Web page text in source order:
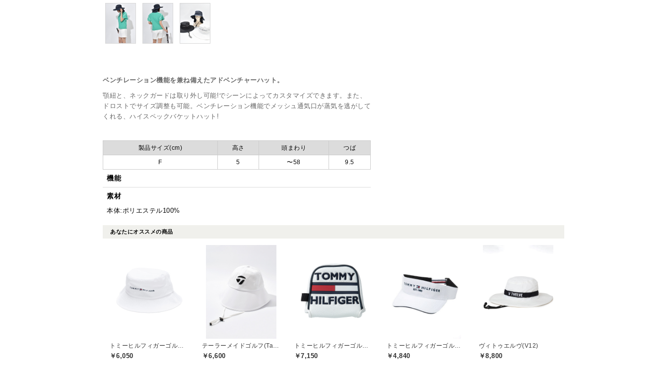
ベンチレーション機能を兼ね備えたアドベンチャーハット。
顎紐と、ネックガードは取り外し可能!でシーンによってカスタマイズできます。また、
ドロストでサイズ調整も可能。ベンチレーション機能でメッシュ通気口が蒸気を逃がして
くれる、ハイスペックバケットハット!
製品サイズ(cm) 高さ 頭まわり つば
F 5 〜58 9.5
機能
素材
本体:ポリエステル100%
あなたにオススメの商品
￥6,050 ￥6,600 ￥7,150 ￥4,840
ヴィトゥエルヴ(V12)
￥8,800